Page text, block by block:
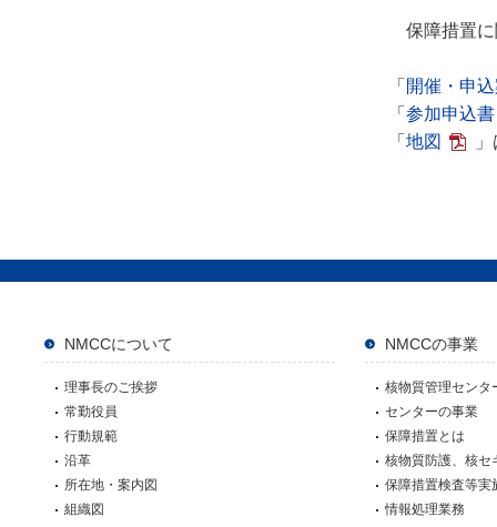
保障措置に
「 開催・申
「 参加申込書
「 地図
NMCCについて
理事長のご挨拶
常勤役員
行動規範
沿革
所在地・案内図
組織図
NMCCの事業
核物質管理センタ
センターの事業
保障措置とは
核物質防護、核セ
保障措置検査等実
情報処理業務